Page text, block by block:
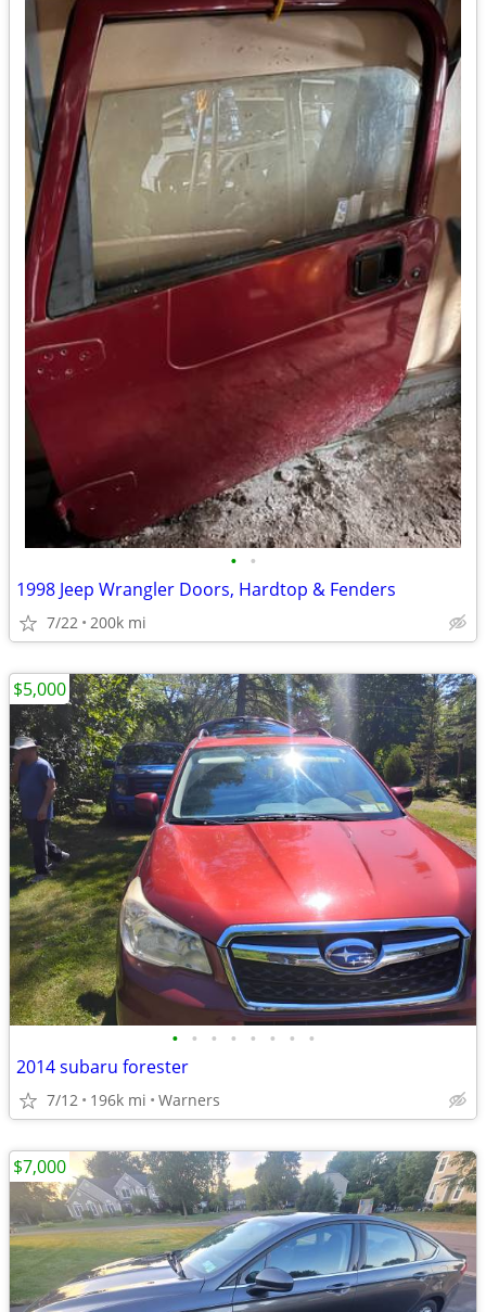
• •
1998 Jeep Wrangler Doors, Hardtop & Fenders
7/22 200k mi
• • • • • • • •
2014 subaru forester
7/12 196k mi Warners
$5,000
$7,000